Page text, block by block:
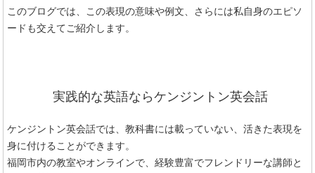
このブログでは、この表現の意味や例文、さらには私自身のエピソ
ードも交えてご紹介します。
実践的な英語ならケンジントン英会話
ケンジントン英会話では、教科書には載っていない、活きた表現を
身に付けることができます。
福岡市内の教室やオンラインで、経験豊富でフレンドリーな講師と